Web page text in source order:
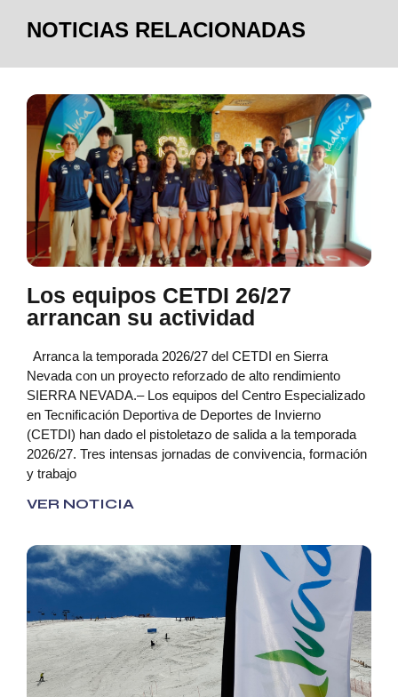
NOTICIAS RELACIONADAS
Los equipos CETDI 26/27
arrancan su actividad
Arranca la temporada 2026/27 del CETDI en Sierra
Nevada con un proyecto reforzado de alto rendimiento
SIERRA NEVADA.– Los equipos del Centro Especializado
en Tecnificación Deportiva de Deportes de Invierno
(CETDI) han dado el pistoletazo de salida a la temporada
2026/27. Tres intensas jornadas de convivencia, formación
y trabajo
VER NOTICIA